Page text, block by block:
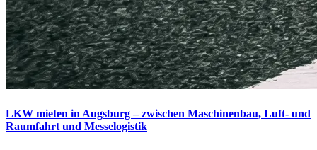
LKW mieten in Augsburg – zwischen Maschinenbau, Luft- und
Raumfahrt und Messelogistik